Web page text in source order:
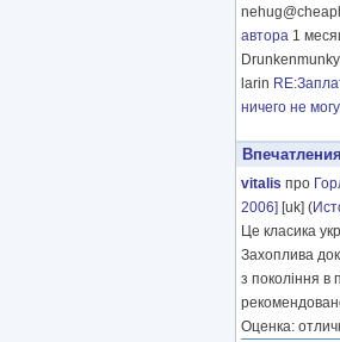
автора 1
Drunkenmunky
larin
ничего не
vitalis про
2006] [uk] (
Це класика
Захоплива
з покоління в
Оценка: